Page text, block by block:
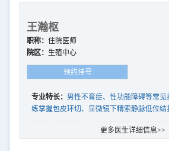
王瀚枢
职称：住院医师
院区： 生殖中心
预约挂号
专业特长： 男性不育症、性功能障碍等常
练掌握包皮环切、显微镜下精索静脉低位结
更多医生详细信息>>